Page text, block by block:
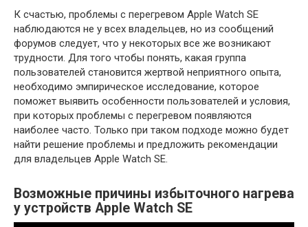
К счастью, проблемы с перегревом Apple Watch SE
наблюдаются не у всех владельцев, но из сообщений
форумов следует, что у некоторых все же возникают
трудности. Для того чтобы понять, какая группа
пользователей становится жертвой неприятного опыта,
необходимо эмпирическое исследование, которое
поможет выявить особенности пользователей и условия,
при которых проблемы с перегревом появляются
наиболее часто. Только при таком подходе можно будет
найти решение проблемы и предложить рекомендации
для владельцев Apple Watch SE.
Возможные причины избыточного нагрева
у устройств Apple Watch SE